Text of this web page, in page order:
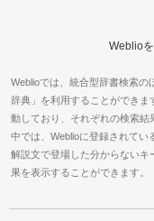
Weblio
Weblioでは、統合型辞書検索
辞典」を利用することができま
動しており、それぞれの検索結
中では、Weblioに登録されてい
解説文で登場した分からない
果を表示することができます。